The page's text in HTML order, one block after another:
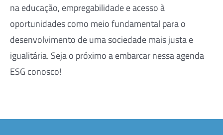
na educação, empregabilidade e acesso à
oportunidades como meio fundamental para o
desenvolvimento de uma sociedade mais justa e
igualitária. Seja o próximo a embarcar nessa agenda
ESG conosco!